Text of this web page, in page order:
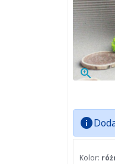
zoom_in
info
Kolor: